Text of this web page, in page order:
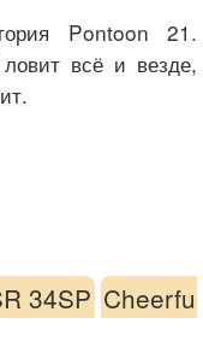
Pontoon 21.
всё и везде,
34SP